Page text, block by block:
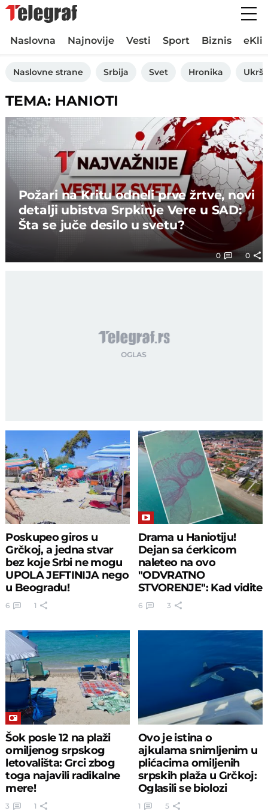
Naslovna Najnovije Vesti Sport Biznis
Naslovne strane Srbija Svet Hronika
TEMA: HANIOTI
Požari na Kritu odneli prve žrtve, novi
detalji ubistva Srpkinje Vere u SAD:
Šta se juče desilo u svetu?
0 0
Poskupeo giros u
Grčkoj, a jedna stvar
bez koje Srbi ne mogu
UPOLA JEFTINIJA nego
u Beogradu!
6 1
Drama u Haniotiju!
Dejan sa ćerkicom
naleteo na ovo
"ODVRATNO
STVORENJE": Kad vidite
šta radi, pretrnućete
6 3
Šok posle 12 na plaži
omiljenog srpskog
letovališta: Grci zbog
toga najavili radikalne
mere!
3 1
Ovo je istina o
ajkulama snimljenim u
plićacima omiljenih
srpskih plaža u Grčkoj:
Oglasili se biolozi
(SNIMCI)
1 5